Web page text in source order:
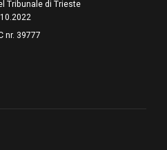
Tribunale di Trieste
nr. 39777